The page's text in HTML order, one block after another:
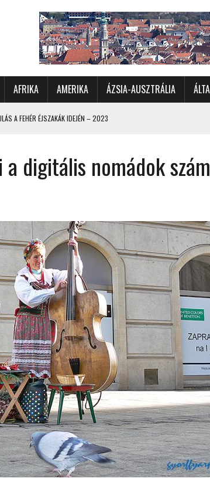
AFRIKA AMERIKA ÁZSIA-AUSZTRÁLIA
A FEHÉR ÉJSZAKÁK IDEJÉN – 2023
CSALÁDI AUTÓZÁS A SARKKÖRÖN TÚLRA – 2001
ÜNNEPLŐBEN
SZLOVÉNIA, AUSZTRIA – 2021
– IZLAND – 2018
2026-BAN
digitális nomádok